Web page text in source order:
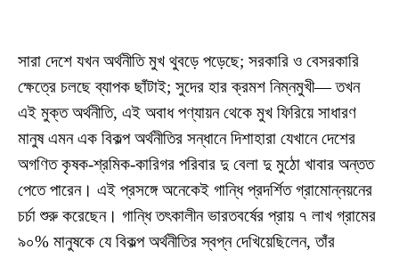
সারা দেশে যখন অর্থনীতি মুখ থুবড়ে পড়েছে; সরকারি ও বেসরকারি
ক্ষেত্রে চলছে ব্যাপক ছাঁটাই; সুদের হার ক্রমশ নিম্নমুখী— তখন
এই মুক্ত অর্থনীতি, এই অবাধ পণ্যায়ন থেকে মুখ ফিরিয়ে সাধারণ
মানুষ এমন এক বিকল্প অর্থনীতির সন্ধানে দিশাহারা যেখানে দেশের
অগণিত কৃষক-শ্রমিক-কারিগর পরিবার দু বেলা দু মুঠো খাবার অন্তত
পেতে পারেন। এই প্রসঙ্গে অনেকেই গান্ধি প্রদর্শিত গ্রামোন্নয়নের
চর্চা শুরু করেছেন। গান্ধি তৎকালীন ভারতবর্ষের প্রায় ৭ লাখ গ্রামের
৯০% মানুষকে যে বিকল্প অর্থনীতির স্বপ্ন দেখিয়েছিলেন, তাঁর